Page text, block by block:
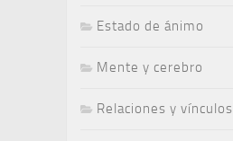
Estado de ánimo
Mente y cerebro
Relaciones y vínculos